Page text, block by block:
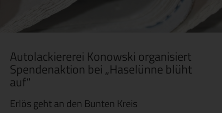
Autolackiererei Konowski organisiert
Spendenaktion bei „Haselünne blüht
auf“
Erlös geht an den Bunten Kreis